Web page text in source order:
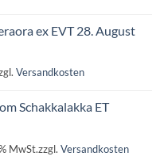
ex EVT 28. August
Versandkosten
Schakkalakka ET
MwSt.zzgl. Versandkosten